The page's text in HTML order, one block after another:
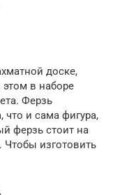
доске,
этом в наборе
Ферзь
что и сама фигура,
ферзь стоит на
Чтобы изготовить